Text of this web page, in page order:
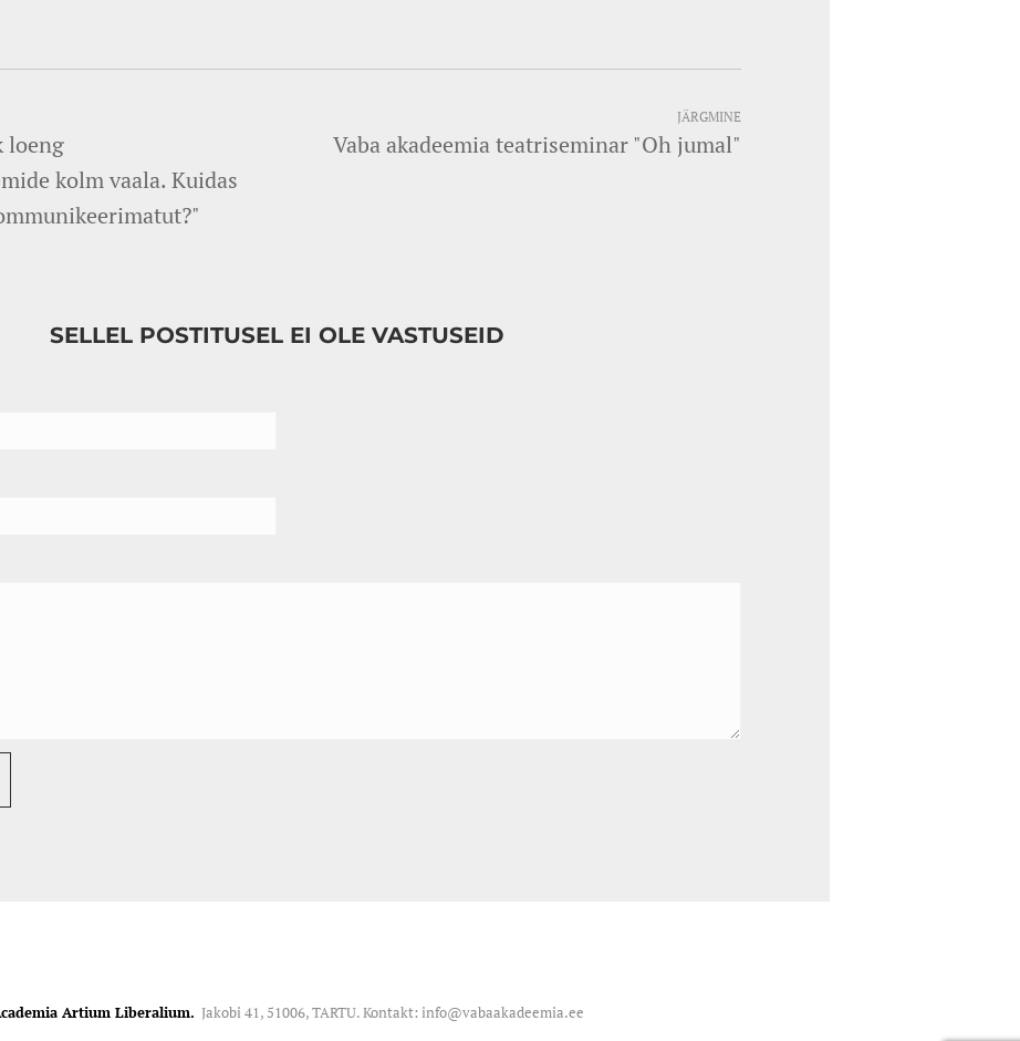
loeng
kolm vaala. Kuidas
JÄRGMINE
Vaba akadeemia teatriseminar "Oh jumal"
SELLEL POSTITUSEL EI OLE VASTUSEID
Artium Liberalium. Jakobi 41, 51006, TARTU. Kontakt: info@vabaakadeemia.ee